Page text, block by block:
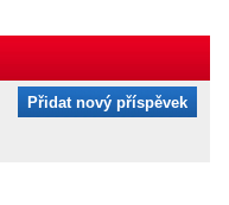
Přidat nový příspěvek